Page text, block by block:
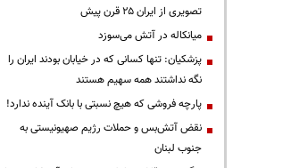
تصویری از ایران ۲۵ قرن پیش
میانکاله در آتش می‌سوزد
پزشکیان: تنها کسانی که در خیابان بودند ایران را
نگه نداشتند همه سهیم هستند
پارچه فروشی که هیچ نسبتی با بانک آینده ندارد!
نقض آتش‌بس و حملات رژیم صهیونیستی به
جنوب لبنان